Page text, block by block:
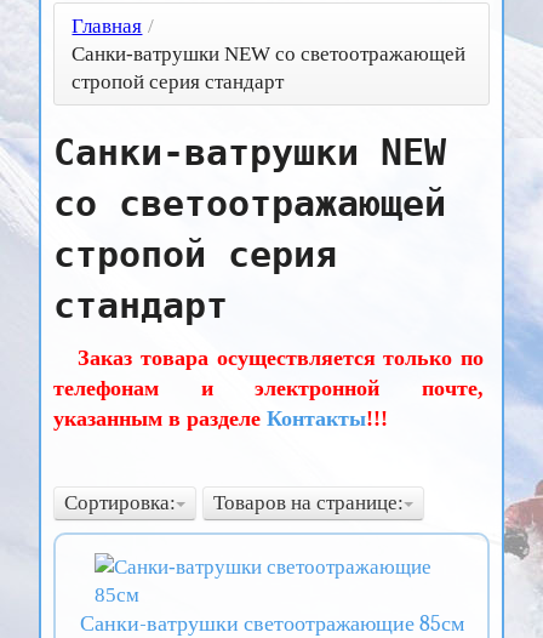
Главная /
Санки-ватрушки NEW со светоотражающей
стропой серия стандарт
Санки-ватрушки NEW
со светоотражающей
стропой серия
стандарт
Заказ товара осуществляется только по
телефонам и электронной почте,
указанным в разделеКонтакты!!!
Сортировка: Товаров на странице:
Санки-ватрушки светоотражающие 85см